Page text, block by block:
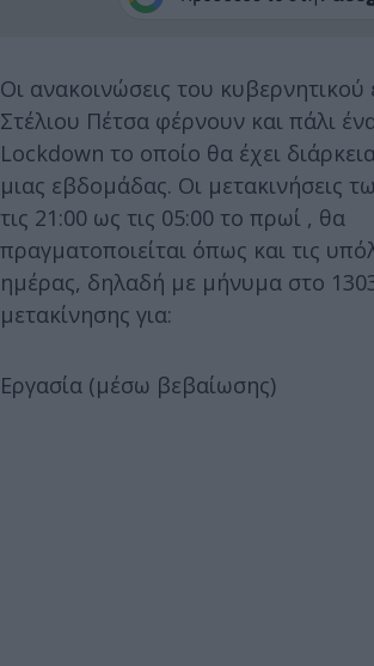
Οι ανακοινώσεις του
Στέλιου Πέτσα φέρνουν και πάλι
Lockdown το οποίο θα έχει
μιας εβδομάδας. Οι μετακινήσεις
τις 21:00 ως τις 05:00 το πρωί , θα
πραγματοποιείται όπως και τις
ημέρας, δηλαδή με μήνυμα στο
μετακίνησης για:
Εργασία (μέσω βεβαίωσης)